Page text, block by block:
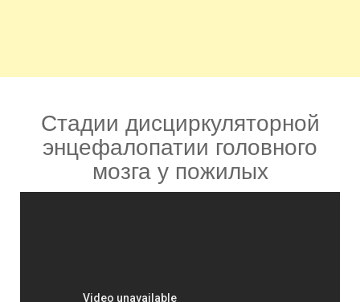
Стадии дисциркуляторной
энцефалопатии головного
мозга у пожилых